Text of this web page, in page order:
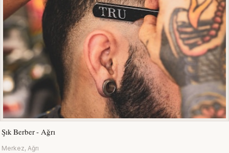
Şık Berber - Ağrı
Merkez, Ağrı